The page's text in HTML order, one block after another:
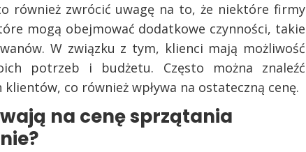
również zwrócić uwagę na to, że niektóre firmy
mogą obejmować dodatkowe czynności, takie
W związku z tym, klienci mają możliwość
potrzeb i budżetu. Często można znaleźć
co również wpływa na ostateczną cenę.
na cenę sprzątania